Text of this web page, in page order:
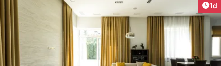
1d